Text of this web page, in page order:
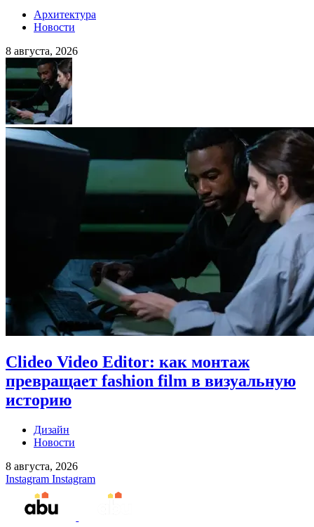
Архитектура
Новости
8 августа, 2026
Clideo Video Editor: как монтаж
превращает fashion film в визуальную
историю
Дизайн
Новости
8 августа, 2026
Instagram Instagram